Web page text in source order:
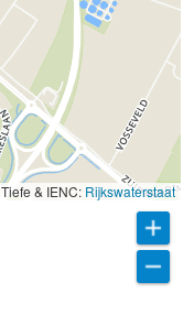
Tiefe & IENC: Rijkswaterstaat